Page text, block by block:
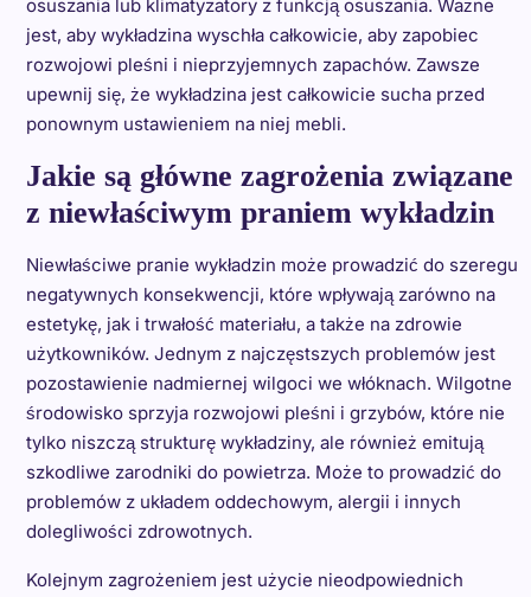
osuszania lub klimatyzatory z funkcją osuszania. Ważne
jest, aby wykładzina wyschła całkowicie, aby zapobiec
rozwojowi pleśni i nieprzyjemnych zapachów. Zawsze
upewnij się, że wykładzina jest całkowicie sucha przed
ponownym ustawieniem na niej mebli.
Jakie są główne zagrożenia związane
z niewłaściwym praniem wykładzin
Niewłaściwe pranie wykładzin może prowadzić do szeregu
negatywnych konsekwencji, które wpływają zarówno na
estetykę, jak i trwałość materiału, a także na zdrowie
użytkowników. Jednym z najczęstszych problemów jest
pozostawienie nadmiernej wilgoci we włóknach. Wilgotne
środowisko sprzyja rozwojowi pleśni i grzybów, które nie
tylko niszczą strukturę wykładziny, ale również emitują
szkodliwe zarodniki do powietrza. Może to prowadzić do
problemów z układem oddechowym, alergii i innych
dolegliwości zdrowotnych.
Kolejnym zagrożeniem jest użycie nieodpowiednich